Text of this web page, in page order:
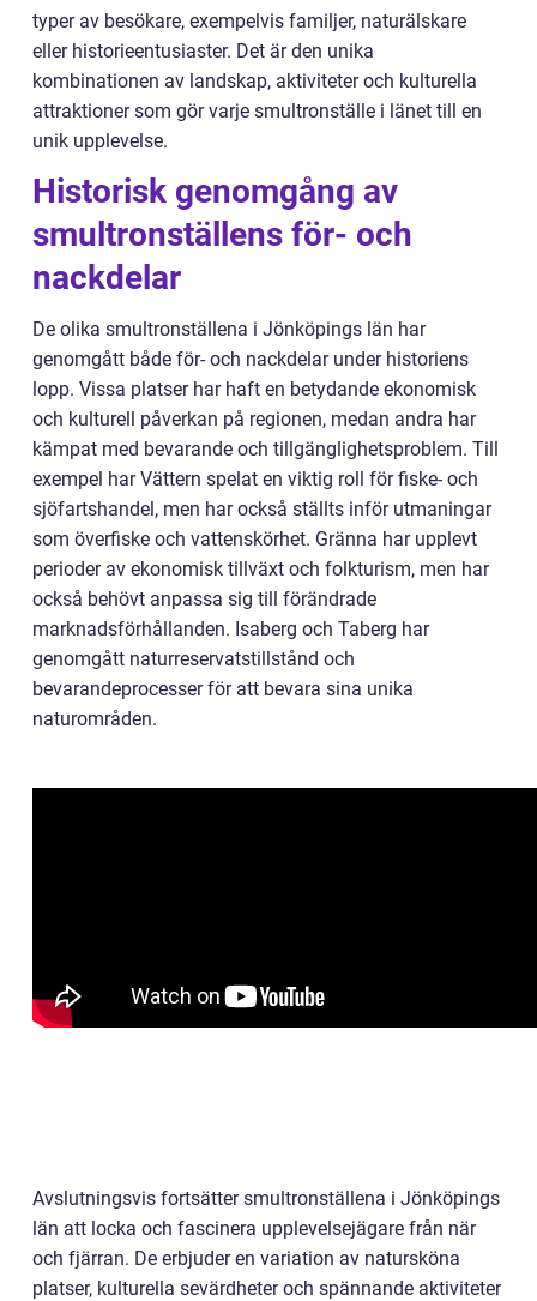
typer av besökare, exempelvis familjer, naturälskare
eller historieentusiaster. Det är den unika
kombinationen av landskap, aktiviteter och kulturella
attraktioner som gör varje smultronställe i länet till en
unik upplevelse.
Historisk genomgång av
smultronställens för- och
nackdelar
De olika smultronställena i Jönköpings län har
genomgått både för- och nackdelar under historiens
lopp. Vissa platser har haft en betydande ekonomisk
och kulturell påverkan på regionen, medan andra har
kämpat med bevarande och tillgänglighetsproblem. Till
exempel har Vättern spelat en viktig roll för fiske- och
sjöfartshandel, men har också ställts inför utmaningar
som överfiske och vattenskörhet. Gränna har upplevt
perioder av ekonomisk tillväxt och folkturism, men har
också behövt anpassa sig till förändrade
marknadsförhållanden. Isaberg och Taberg har
genomgått naturreservatstillstånd och
bevarandeprocesser för att bevara sina unika
naturområden.
Avslutningsvis fortsätter smultronställena i Jönköpings
län att locka och fascinera upplevelsejägare från när
och fjärran. De erbjuder en variation av natursköna
platser, kulturella sevärdheter och spännande aktiviteter